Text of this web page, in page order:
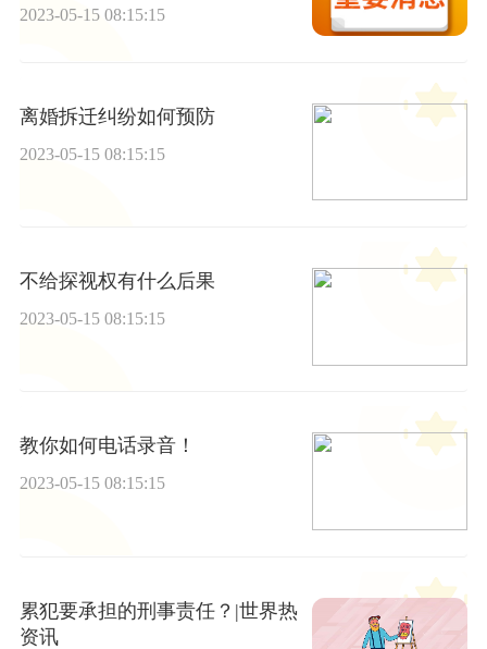
2023-05-15 08:15:15
离婚拆迁纠纷如何预防
2023-05-15 08:15:15
不给探视权有什么后果
2023-05-15 08:15:15
教你如何电话录音！
2023-05-15 08:15:15
累犯要承担的刑事责任？|世界热
资讯